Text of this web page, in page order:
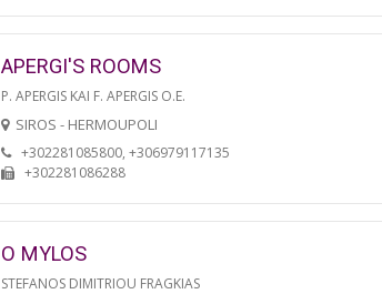
APERGI'S ROOMS
P. APERGIS KAI F. APERGIS O.E.
SIROS - HERMOUPOLI
+302281085800, +306979117135
+302281086288
O MYLOS
STEFANOS DIMITRIOU FRAGKIAS